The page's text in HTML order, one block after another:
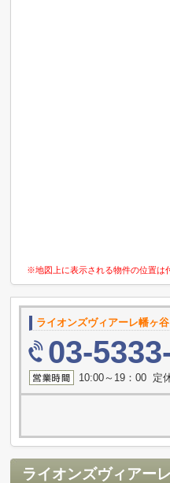
※地図上に表示される物件の位置は
ライオンズヴィアーレ幡ヶ谷
03-
10:00～19：00 定
ライオンズヴィアー